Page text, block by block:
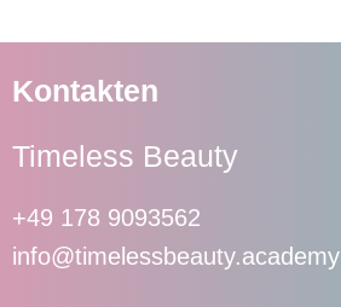
Kontakten
Timeless Beauty
+49 178 9093562
info@timelessbeauty.academy